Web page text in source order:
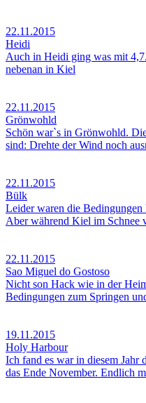
22.11.2015
Heidi
Auch in Heidi ging was mit
nebenan in Kiel
22.11.2015
Grönwohld
Schön war`s in Grönwohld.
sind: Drehte der Wind noch
22.11.2015
Bülk
Leider waren die
Aber während Kiel im Schnee
22.11.2015
Sao Miguel do Gostoso
Nicht son Hack wie in der
Bedingungen zum Springen
19.11.2015
Holy Harbour
Ich fand es war in diesem Jahr
das Ende November. Endlich